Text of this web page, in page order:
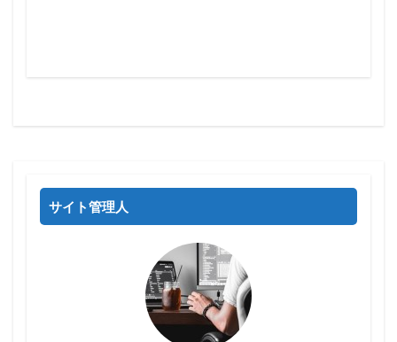
サイト管理人